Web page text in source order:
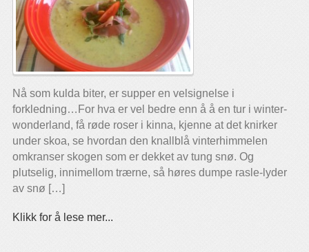
Nå som kulda biter, er supper en velsignelse i
forkledning…For hva er vel bedre enn å å en tur i winter-
wonderland, få røde roser i kinna, kjenne at det knirker
under skoa, se hvordan den knallblå vinterhimmelen
omkranser skogen som er dekket av tung snø. Og
plutselig, innimellom trærne, så høres dumpe rasle-lyder
av snø […]
Klikk for å lese mer...